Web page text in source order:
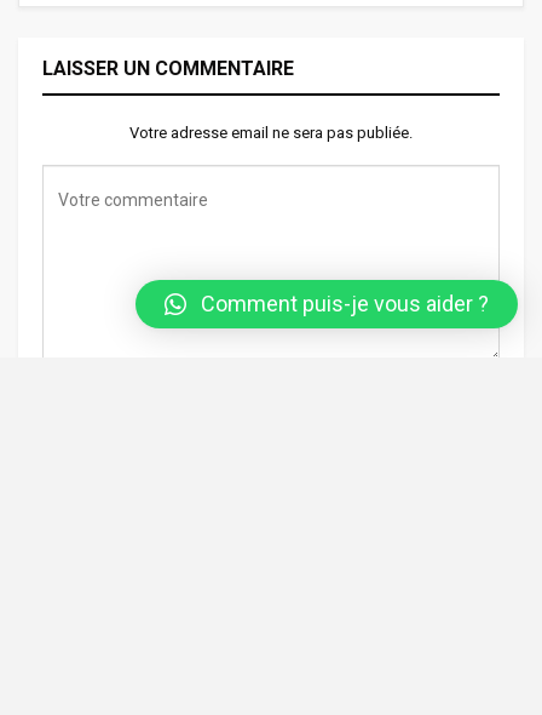
LAISSER UN COMMENTAIRE
Votre adresse email ne sera pas publiée.
Comment puis-je vous aider ?